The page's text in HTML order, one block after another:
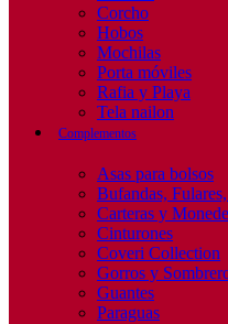
Corcho
Hobos
Mochilas
Porta móviles
Rafia y Playa
Tela nailon
Complementos
Asas para bolsos
Bufandas,
Carteras y
Cinturones
Coveri Collection
Gorros y
Guantes
Paraguas